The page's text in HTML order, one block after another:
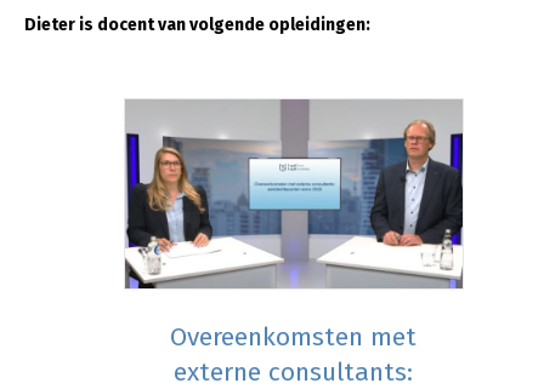
Dieter is docent van volgende opleidingen:
Overeenkomsten met
externe consultants: